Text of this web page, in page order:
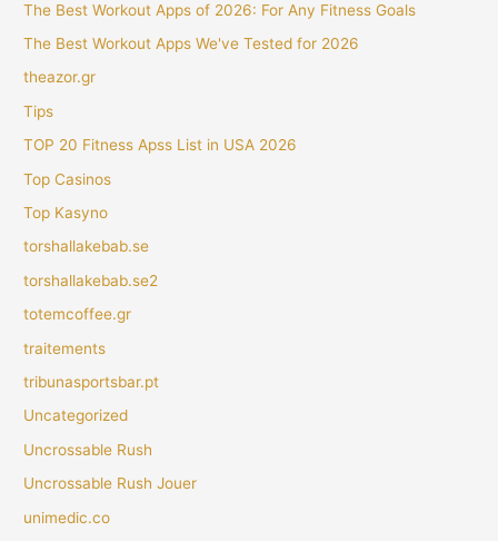
The Best Workout Apps of 2026: For Any Fitness Goals
The Best Workout Apps We've Tested for 2026
theazor.gr
Tips
TOP 20 Fitness Apss List in USA 2026
Top Casinos
Top Kasyno
torshallakebab.se
torshallakebab.se2
totemcoffee.gr
traitements
tribunasportsbar.pt
Uncategorized
Uncrossable Rush
Uncrossable Rush Jouer
unimedic.co